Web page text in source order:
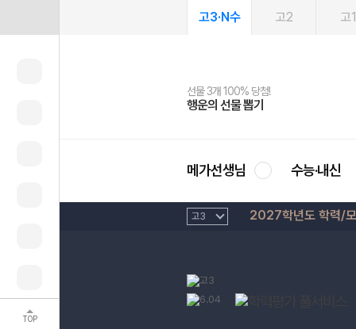
TOP
고3·N수 고2 고1
선물 3개 100% 당첨!
행운의 선물 뽑기
선물 100% 증정!
메가스터디 X 올리브
여름방학 스터디 캐시백
메가런 썸머스쿨
2027 러셀 단과
강사 공개선발
스마트러닝앱
설문 EVENT
메가패스
3일 무료 체험권
메가패스 수강생 무료혜택!
메가클럽 멤버십
사회공헌 캠페인
희망이룸 메가나눔
메가선생님 수능·내신
2027학년도 학력/